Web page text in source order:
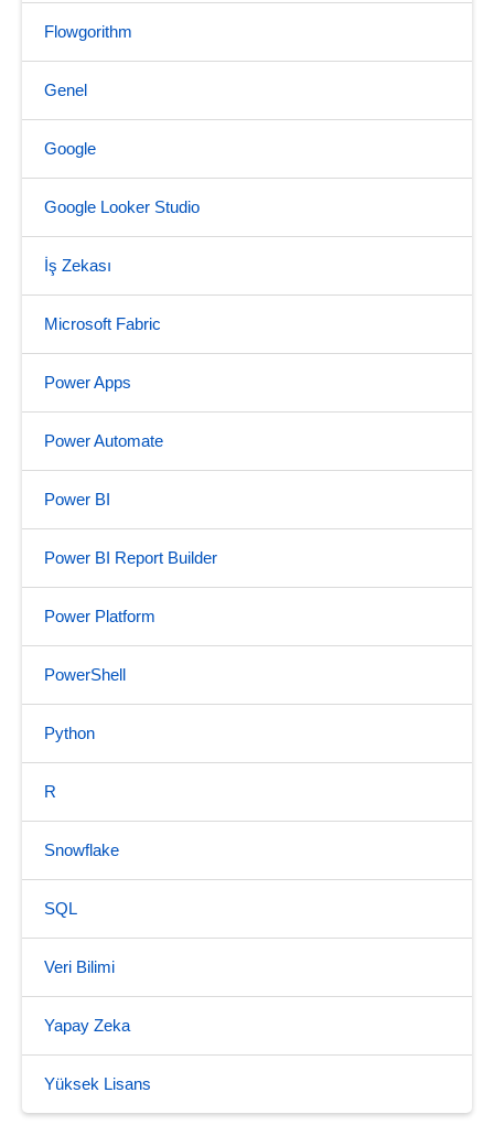
Flowgorithm
Genel
Google
Google Looker Studio
İş Zekası
Microsoft Fabric
Power Apps
Power Automate
Power BI
Power BI Report Builder
Power Platform
PowerShell
Python
R
Snowflake
SQL
Veri Bilimi
Yapay Zeka
Yüksek Lisans